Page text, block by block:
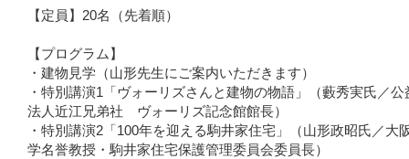
【定員】20名（先着順）
【プログラム】
・建物見学（山形先生にご案内いただきます）
・特別講演1「ヴォーリズさんと建物の物語」（藪秀実氏／公
法人近江兄弟社 ヴォーリズ記念館館長）
・特別講演2「100年を迎える駒井家住宅」（山形政昭氏／大
学名誉教授・駒井家住宅保護管理委員会委員長）